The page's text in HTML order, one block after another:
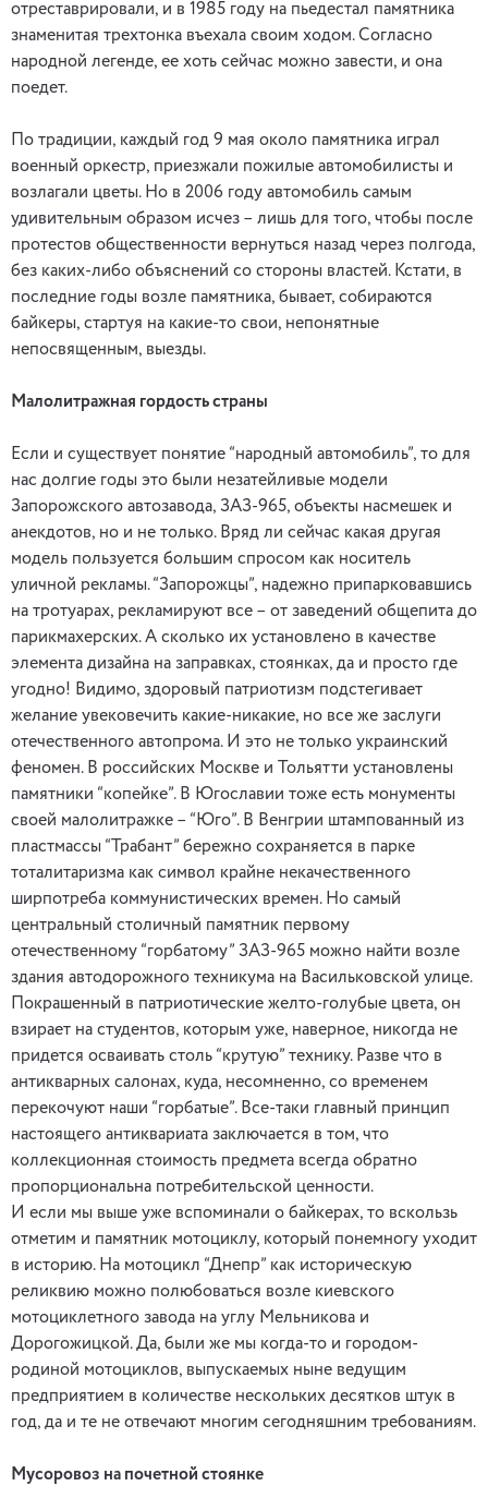
отреставрировали, и в 1985 году на пьедестал памятника
знаменитая трехтонка въехала своим ходом. Согласно
народной легенде, ее хоть сейчас можно завести, и она
поедет.
По традиции, каждый год 9 мая около памятника играл
военный оркестр, приезжали пожилые автомобилисты и
возлагали цветы. Но в 2006 году автомобиль самым
удивительным образом исчез – лишь для того, чтобы после
протестов общественности вернуться назад через полгода,
без каких-либо объяснений со стороны властей. Кстати, в
последние годы возле памятника, бывает, собираются
байкеры, стартуя на какие-то свои, непонятные
непосвященным, выезды.
Малолитражная гордость страны
Если и существует понятие “народный автомобиль”, то для
нас долгие годы это были незатейливые модели
Запорожского автозавода, ЗАЗ-965, объекты насмешек и
анекдотов, но и не только. Вряд ли сейчас какая другая
модель пользуется большим спросом как носитель
уличной рекламы. “Запорожцы”, надежно припарковавшись
на тротуарах, рекламируют все – от заведений общепита до
парикмахерских. А сколько их установлено в качестве
элемента дизайна на заправках, стоянках, да и просто где
угодно! Видимо, здоровый патриотизм подстегивает
желание увековечить какие-никакие, но все же заслуги
отечественного автопрома. И это не только украинский
феномен. В российских Москве и Тольятти установлены
памятники “копейке”. В Югославии тоже есть монументы
своей малолитражке – “Юго”. В Венгрии штампованный из
пластмассы “Трабант” бережно сохраняется в парке
тоталитаризма как символ крайне некачественного
ширпотреба коммунистических времен. Но самый
центральный столичный памятник первому
отечественному “горбатому” ЗАЗ-965 можно найти возле
здания автодорожного техникума на Васильковской улице.
Покрашенный в патриотические желто-голубые цвета, он
взирает на студентов, которым уже, наверное, никогда не
придется осваивать столь “крутую” технику. Разве что в
антикварных салонах, куда, несомненно, со временем
перекочуют наши “горбатые”. Все-таки главный принцип
настоящего антиквариата заключается в том, что
коллекционная стоимость предмета всегда обратно
пропорциональна потребительской ценности.
И если мы выше уже вспоминали о байкерах, то вскользь
отметим и памятник мотоциклу, который понемногу уходит
в историю. На мотоцикл “Днепр” как историческую
реликвию можно полюбоваться возле киевского
мотоциклетного завода на углу Мельникова и
Дорогожицкой. Да, были же мы когда-то и городом-
родиной мотоциклов, выпускаемых ныне ведущим
предприятием в количестве нескольких десятков штук в
год, да и те не отвечают многим сегодняшним требованиям.
Мусоровоз на почетной стоянке